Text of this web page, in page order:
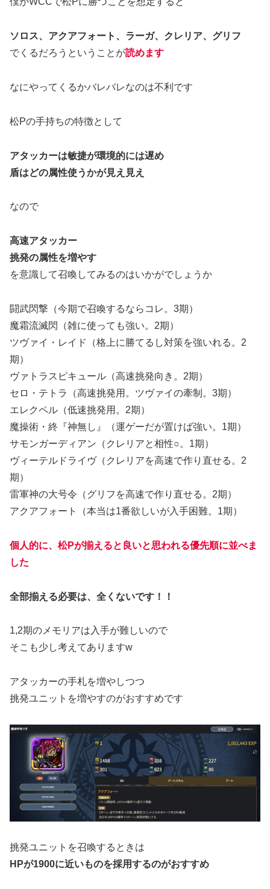
ソロス、アクアフォート、ラーガ、クレリア、グリフ
でくるだろうということが読めます
なにやってくるかバレバレなのは不利です
松Pの手持ちの特徴として
アタッカーは敏捷が環境的には遅め
盾はどの属性使うかが見え見え
なので
高速アタッカー
挑発の属性を増やす
を意識して召喚してみるのはいかがでしょうか
闘武閃撃（今期で召喚するならコレ。3期）
魔霜流滅閃（雑に使っても強い。2期）
ツヴァイ・レイド（格上に勝てるし対策を強いれる。2
期）
ヴァトラスピキュール（高速挑発向き。2期）
セロ・テトラ（高速挑発用。ツヴァイの牽制。3期）
エレクペル（低速挑発用。2期）
魔操術・終『神無し』（運ゲーだが置けば強い。1期）
サモンガーディアン（クレリアと相性○。1期）
ヴィーテルドライヴ（クレリアを高速で作り直せる。2
期）
雷軍神の大号令（グリフを高速で作り直せる。2期）
アクアフォート（本当は1番欲しいが入手困難。1期）
個人的に、松Pが揃えると良いと思われる優先順に並べま
した
全部揃える必要は、全くないです！！
1,2期のメモリアは入手が難しいので
そこも少し考えてありますw
アタッカーの手札を増やしつつ
挑発ユニットを増やすのがおすすめです
挑発ユニットを召喚するときは
HPが1900に近いものを採用するのがおすすめ